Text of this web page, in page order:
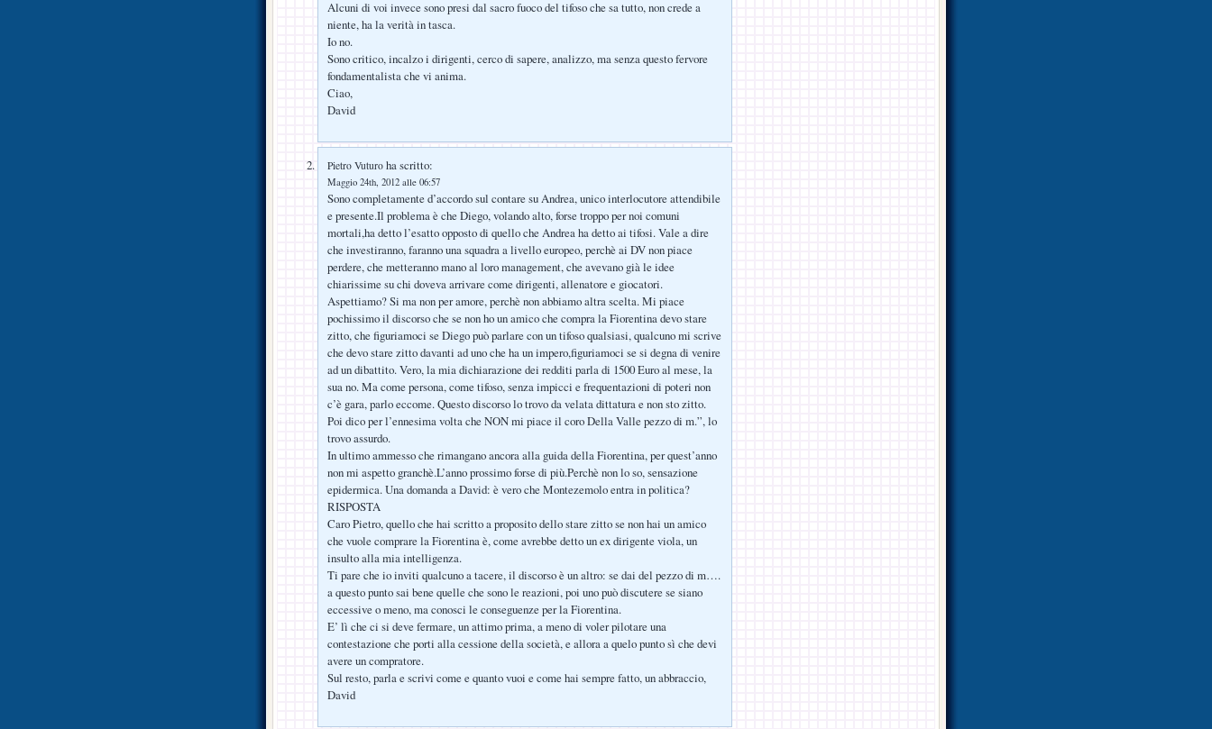
Alcuni di voi invece sono presi dal sacro fuoco del tifoso che sa tutto, non crede a
niente, ha la verità in tasca.
Io no.
Sono critico, incalzo i dirigenti, cerco di sapere, analizzo, ma senza questo fervore
fondamentalista che vi anima.
Ciao,
David
Pietro Vuturo ha scritto:
Maggio 24th, 2012 alle 06:57
Sono completamente d’accordo sul contare su Andrea, unico interlocutore attendibile
e presente.Il problema è che Diego, volando alto, forse troppo per noi comuni
mortali,ha detto l’esatto opposto di quello che Andrea ha detto ai tifosi. Vale a dire
che investiranno, faranno una squadra a livello europeo, perchè ai DV non piace
perdere, che metteranno mano al loro management, che avevano già le idee
chiarissime su chi doveva arrivare come dirigenti, allenatore e giocatori.
Aspettiamo? Si ma non per amore, perchè non abbiamo altra scelta. Mi piace
pochissimo il discorso che se non ho un amico che compra la Fiorentina devo stare
zitto, che figuriamoci se Diego può parlare con un tifoso qualsiasi, qualcuno mi scrive
che devo stare zitto davanti ad uno che ha un impero,figuriamoci se si degna di venire
ad un dibattito. Vero, la mia dichiarazione dei redditi parla di 1500 Euro al mese, la
sua no. Ma come persona, come tifoso, senza impicci e frequentazioni di poteri non
c’è gara, parlo eccome. Questo discorso lo trovo da velata dittatura e non sto zitto.
Poi dico per l’ennesima volta che NON mi piace il coro Della Valle pezzo di m.”, lo
trovo assurdo.
In ultimo ammesso che rimangano ancora alla guida della Fiorentina, per quest’anno
non mi aspetto granchè.L’anno prossimo forse di più.Perchè non lo so, sensazione
epidermica. Una domanda a David: è vero che Montezemolo entra in politica?
RISPOSTA
Caro Pietro, quello che hai scritto a proposito dello stare zitto se non hai un amico
che vuole comprare la Fiorentina è, come avrebbe detto un ex dirigente viola, un
insulto alla mia intelligenza.
Ti pare che io inviti qualcuno a tacere, il discorso è un altro: se dai del pezzo di m….
a questo punto sai bene quelle che sono le reazioni, poi uno può discutere se siano
eccessive o meno, ma conosci le conseguenze per la Fiorentina.
E’ lì che ci si deve fermare, un attimo prima, a meno di voler pilotare una
contestazione che porti alla cessione della società, e allora a quelo punto sì che devi
avere un compratore.
Sul resto, parla e scrivi come e quanto vuoi e come hai sempre fatto, un abbraccio,
David